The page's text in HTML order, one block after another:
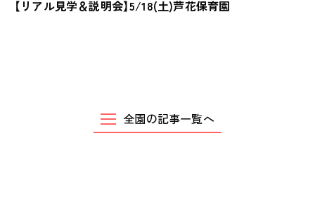
【リアル見学＆説明会】5/18(土)芦花保育園
全園の記事一覧へ